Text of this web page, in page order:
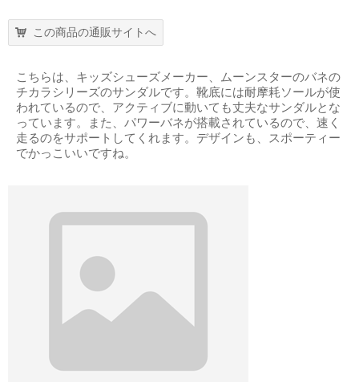
この商品の通販サイトへ
こちらは、キッズシューズメーカー、ムーンスターのバネの
チカラシリーズのサンダルです。靴底には耐摩耗ソールが使
われているので、アクティブに動いても丈夫なサンダルとな
っています。また、パワーバネが搭載されているので、速く
走るのをサポートしてくれます。デザインも、スポーティー
でかっこいいですね。